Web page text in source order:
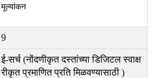
9
ई-सर्च (नोंदणीकृत दस्तांच्या डिजिटल स्वाक्ष
रीकृत प्रमाणित प्रति मिळवण्यासाठी )